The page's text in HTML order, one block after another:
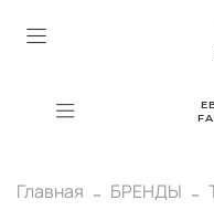
Главная БРЕНДЫ